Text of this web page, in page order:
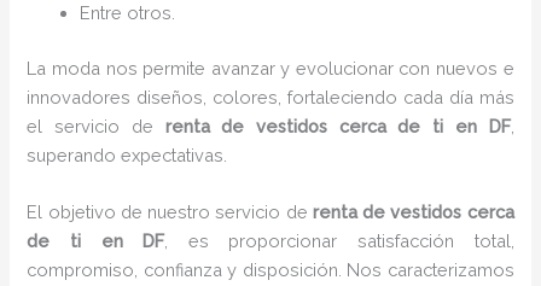
Entre otros.
La moda nos permite avanzar y evolucionar con nuevos e
innovadores diseños, colores, fortaleciendo cada día más
el servicio de renta de vestidos cerca de ti en DF,
superando expectativas.
El objetivo de nuestro servicio de renta de vestidos cerca
de ti en DF, es proporcionar satisfacción total,
compromiso, confianza y disposición. Nos caracterizamos